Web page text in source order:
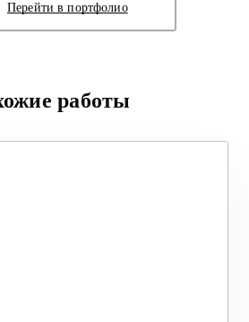
Перейти в портфолио
работы